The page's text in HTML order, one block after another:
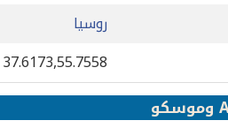
روسيا
37.6173,55.7558